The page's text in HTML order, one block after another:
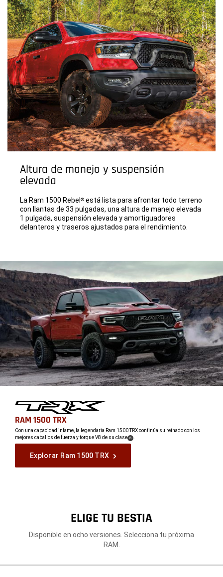
Altura de manejo y suspensión
elevada
La Ram 1500 Rebel® está lista para afrontar todo terreno
con llantas de 33 pulgadas, una altura de manejo elevada
1 pulgada, suspensión elevada y amortiguadores
delanteros y traseros ajustados para el rendimiento.
,RAM 1500 TRX
,Con una capacidad infame, la legendaria Ram 1500 TRX continúa su reinado con los
mejores caballos de fuerza y ​​torque V8 de su clase (
Disclosure
6)
,
Explorar Ram 1500 TRX
ELIGE TU BESTIA
Disponible en ocho versiones. Selecciona tu próxima
RAM.